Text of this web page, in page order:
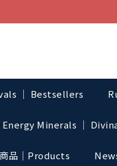
│ Bestsellers
Minerals │
品｜Products